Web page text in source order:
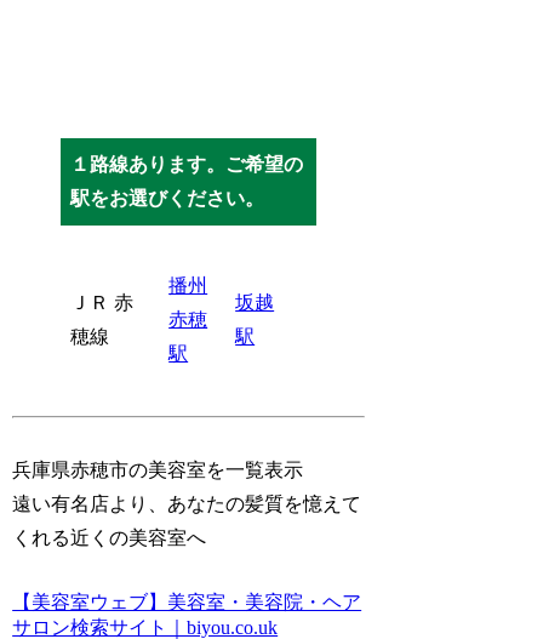
１路線あります。ご希望の
駅をお選びください。
ＪＲ 赤
穂線
播州
赤穂
駅
坂越
駅
兵庫県赤穂市の美容室を一覧表示
遠い有名店より、あなたの髪質を憶えて
くれる近くの美容室へ
【美容室ウェブ】美容室・美容院・ヘア
サロン検索サイト｜biyou.co.uk